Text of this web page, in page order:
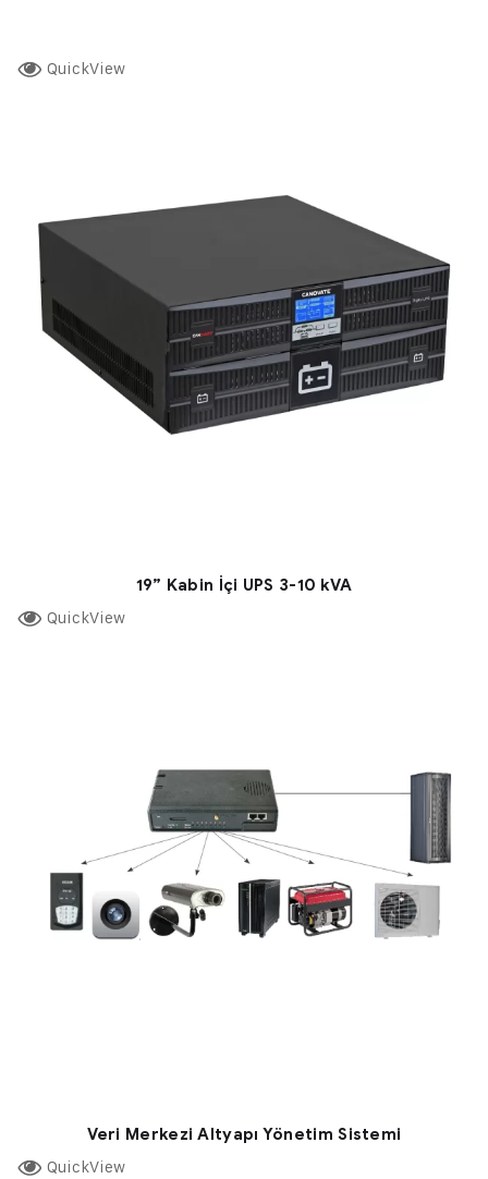
QuickView
19” Kabin İçi UPS 3-10 kVA
QuickView
Veri Merkezi Altyapı Yönetim Sistemi
QuickView